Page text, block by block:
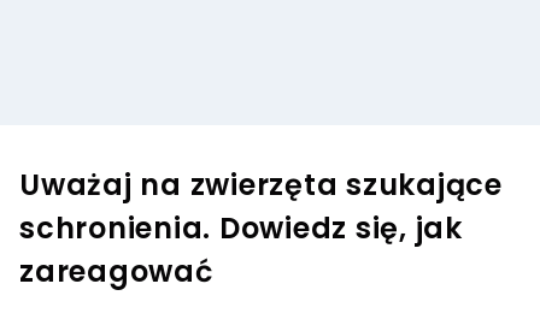
Uważaj na zwierzęta szukające
schronienia. Dowiedz się, jak
zareagować